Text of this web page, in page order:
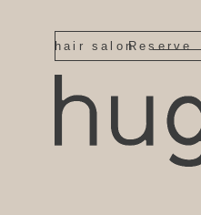
Reserve
hair salon